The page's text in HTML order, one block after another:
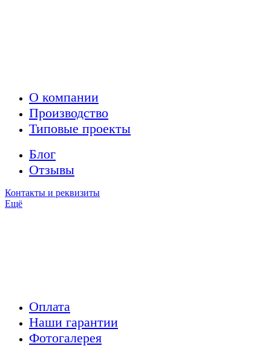
О компании
Производство
Типовые проекты
Блог
Отзывы
Контакты и реквизиты
Ещё
Оплата
Наши гарантии
Фотогалерея